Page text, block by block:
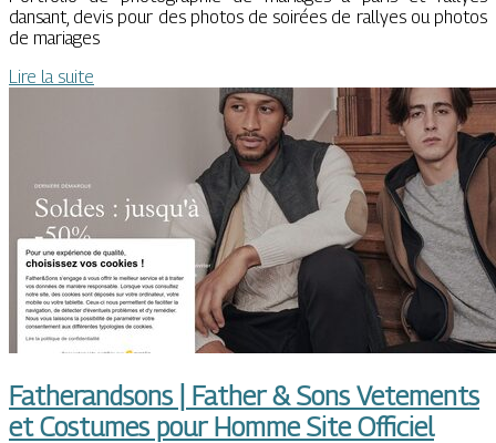
dansant, devis pour des photos de soirées de rallyes ou photos
de mariages
Lire la suite
Fat­he­randsons | Father & Sons Vetements
et Costumes pour Homme Site Officiel